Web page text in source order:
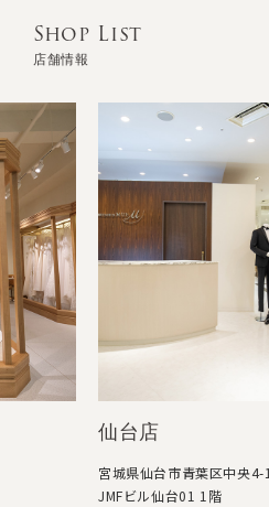
Shop List
店舗情報
東京本店（高輪）
東京都港区高輪3-7-6
TEL：03-5798-2611